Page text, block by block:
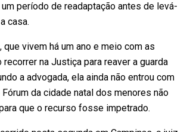
período de readaptação antes de levá-
casa.
vivem há um ano e meio com as
recorrer na Justiça para reaver a guarda
a advogada, ela ainda não entrou com
da cidade natal dos menores não
que o recurso fosse impetrado.